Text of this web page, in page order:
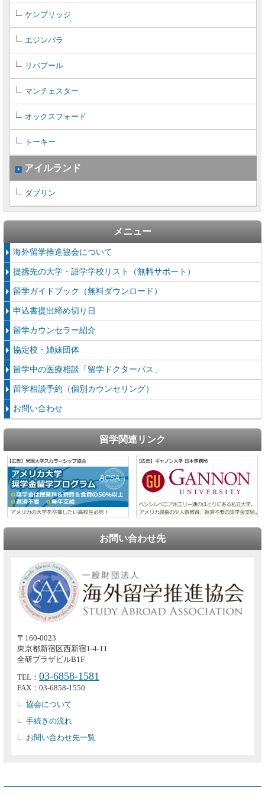
ケンブリッジ
エジンバラ
リバプール
マンチェスター
オックスフォード
トーキー
アイルランド
ダブリン
メニュー
海外留学推進協会について
提携先の大学・語学学校リスト（無料サポート）
留学ガイドブック（無料ダウンロード）
申込書提出締め切り日
留学カウンセラー紹介
協定校・姉妹団体
留学中の医療相談「留学ドクターパス」
留学相談予約（個別カウンセリング）
お問い合わせ
留学関連リンク
お問い合わせ先
〒160-0023
東京都新宿区西新宿1-4-11
全研プラザビルB1F
TEL：03-6858-1581
FAX：03-6858-1550
協会について
手続きの流れ
お問い合わせ先一覧